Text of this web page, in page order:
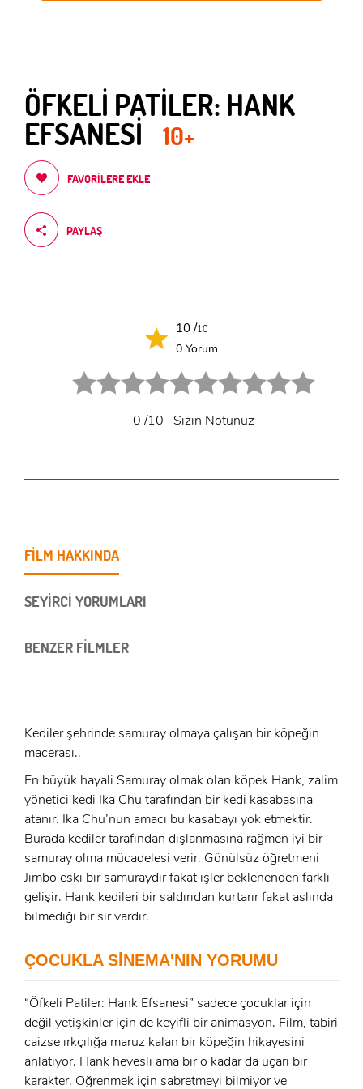
x
GIRIŞ YAP
x
ÜYE OL
Ad Soyad:
ÖFKELİ PATİLER: HANK
EFSANESİ 10+
FAVORILERE EKLE
PAYLAŞ
10 /10
0 Yorum
0/10 Sizin Notunuz
FİLM HAKKINDA
SEYİRCİ YORUMLARI
BENZER FİLMLER
Kediler şehrinde samuray olmaya çalışan bir köpeğin
macerası..
En büyük hayali Samuray olmak olan köpek Hank, zalim
yönetici kedi Ika Chu tarafından bir kedi kasabasına
atanır. Ika Chu’nun amacı bu kasabayı yok etmektir.
Burada kediler tarafından dışlanmasına rağmen iyi bir
samuray olma mücadelesi verir. Gönülsüz öğretmeni
Jimbo eski bir samuraydır fakat işler beklenenden farklı
gelişir. Hank kedileri bir saldırıdan kurtarır fakat aslında
bilmediği bir sır vardır.
ÇOCUKLA SİNEMA'NIN YORUMU
“Öfkeli Patiler: Hank Efsanesi” sadece çocuklar için
değil yetişkinler için de keyifli bir animasyon. Film, tabiri
caizse ırkçılığa maruz kalan bir köpeğin hikayesini
anlatıyor. Hank hevesli ama bir o kadar da uçarı bir
karakter. Öğrenmek için sabretmeyi bilmiyor ve